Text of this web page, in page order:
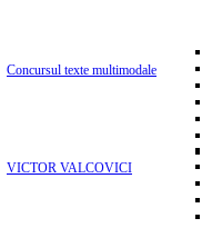
Concursul texte multimodale
VICTOR VALCOVICI